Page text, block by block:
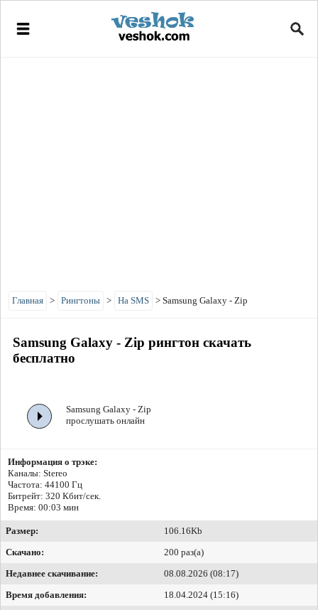
Главная > Рингтоны > На SMS > Samsung Galaxy - Zip
Samsung Galaxy - Zip рингтон скачать
бесплатно
Samsung Galaxy - Zip
прослушать онлайн
Информация о трэке:
Каналы: Stereo
Частота: 44100 Гц
Битрейт: 320 Кбит/сек.
Время: 00:03 мин
Размер:
106.16Kb
Скачано:
200 раз(а)
Недавнее скачивание:
08.08.2026 (08:17)
Время добавления:
18.04.2024 (15:16)